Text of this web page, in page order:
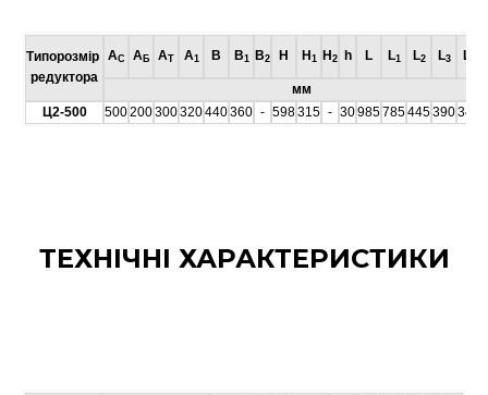
Типорозмір
редуктора
АC А Б АT А1 В В1 В2 Н Н 1 Н 2 h L L1 L2 L3 L
мм
Ц2-500
500200300320440360 - 598315 - 30985785445390340
ТЕХНІЧНІ ХАРАКТЕРИСТИКИ